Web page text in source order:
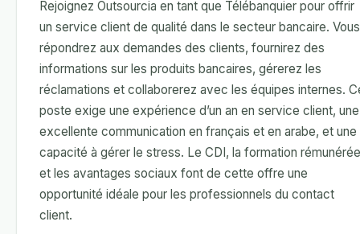
Rejoignez Outsourcia en tant que Télébanquier pour offrir
un service client de qualité dans le secteur bancaire. Vous
répondrez aux demandes des clients, fournirez des
informations sur les produits bancaires, gérerez les
réclamations et collaborerez avec les équipes internes.
poste exige une expérience d’un an en service client, une
excellente communication en français et en arabe, et une
capacité à gérer le stress. Le CDI, la formation rémunérée
et les avantages sociaux font de cette offre une
opportunité idéale pour les professionnels du contact
client.